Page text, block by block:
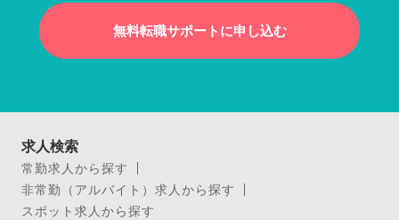
無料転職サポートに申し込む
求人検索
常勤求人から探す
非常勤（アルバイト）求人から探す
スポット求人から探す